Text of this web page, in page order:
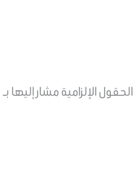
الحقول الإلزامية مشار إليها بـ